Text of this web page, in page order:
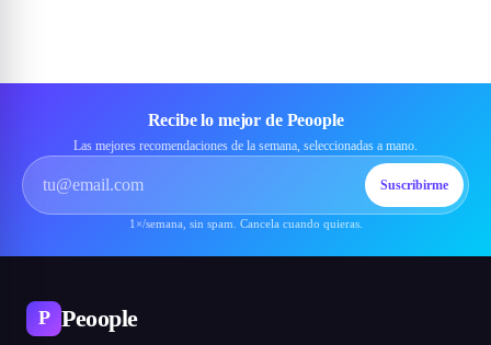
Recibe lo mejor de Peoople
Las mejores recomendaciones de la semana, seleccionadas a mano.
Suscribirme
1×/semana, sin spam. Cancela cuando quieras.
P Peoople